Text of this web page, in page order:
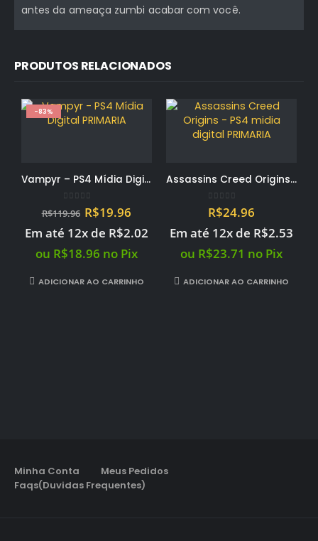
antes da ameaça zumbi acabar com você.
PRODUTOS RELACIONADOS
-83%
Vampyr – PS4 Mídia Digital PRIMARIA
out of 5
R$119.96 O
preço
original
era:
R$119.96.
R$19.96
atual
R$19.96.
Em até 12x de R$2.02
ou R$18.96 no Pix
ADICIONAR AO CARRINHO
Assassins Creed Origins – PS4 midia digital PRIMARIA
0out of 5
R$24.96
Em até 12x de R$2.53
ou R$23.71 no Pix
ADICIONAR AO CARRINHO
Minha Conta
Meus Pedidos
Faqs(Duvidas Frequentes)